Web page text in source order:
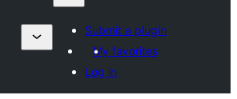
Submit a plugin
My favorites
Log in